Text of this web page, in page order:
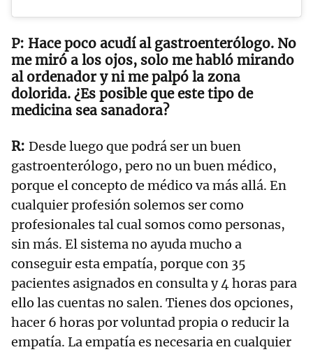
Hace poco acudí al gastroenterólogo. No
me miró a los ojos, solo me habló mirando
al ordenador y ni me palpó la zona
dolorida. ¿Es posible que este tipo de
medicina sea sanadora?
Desde luego que podrá ser un buen
gastroenterólogo, pero no un buen médico,
porque el concepto de médico va más allá. En
cualquier profesión solemos ser como
profesionales tal cual somos como personas,
sin más. El sistema no ayuda mucho a
conseguir esta empatía, porque con 35
pacientes asignados en consulta y 4 horas para
ello las cuentas no salen. Tienes dos opciones,
hacer 6 horas por voluntad propia o reducir la
empatía. La empatía es necesaria en cualquier